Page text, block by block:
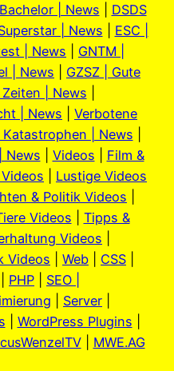
| News
DSDS
| News
ESC |
| News
GNTM |
| News
GZSZ | Gute
| News
| News
Verbotene
Katastrophen | News
News
Videos
Film &
Lustige Videos
& Politik Videos
Videos
Tipps &
Videos
Videos
Web CSS
PHP
SEO |
Server
WordPress Plugins
| MWE.AG